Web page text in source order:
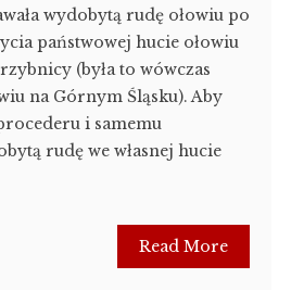
wydobytą rudę ołowiu po
państwowej hucie ołowiu
(była to wówczas
na Górnym Śląsku). Aby
i samemu
rudę we własnej hucie
Read More